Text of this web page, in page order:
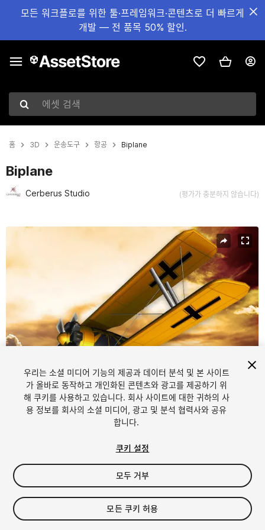
모든 워크플로를 위한 툴·프레임워크·콘텐츠로 더 빠르게
개발 — 전 품목 50% 할인.
에셋 검색
홈 3D 운송도구 항공 Biplane
Biplane
Cerberus Studio (평가가 충분하지 않습니다)
6
$5
우리는 소셜 미디어 기능의 제공과 데이터 분석 및 본 사이트
가 올바로 동작하고 개인화된 콘텐츠와 광고를 제공하기 위
해 쿠키를 사용하고 있습니다. 회사 사이트에 대한 귀하의 사
용 정보를 회사의 소셜 미디어, 광고 및 분석 협력사와 공유
합니다.
쿠키 설정
모두 거부
모든 쿠키 허용